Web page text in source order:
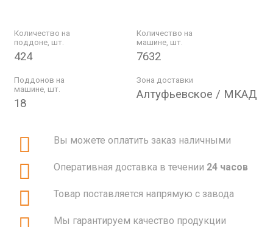
Количество на
поддоне, шт.
424
Количество на
машине, шт.
7632
Поддонов на
машине, шт.
18
Зона доставки
Алтуфьевское / МКАД
Вы можете оплатить заказ наличными
Оперативная доставка в течении 24 часов
Товар поставляется напрямую с завода
Мы гарантируем качество продукции